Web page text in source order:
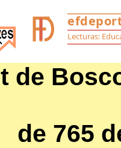
de
de 765